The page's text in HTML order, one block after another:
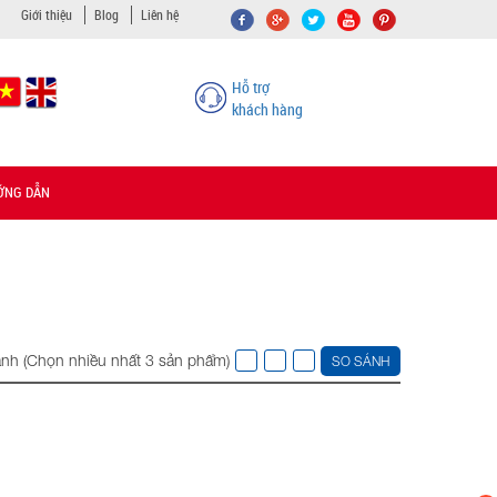
Giới thiệu Blog Liên hệ
Hỗ trợ
khách hàng
DẪN
(Chọn nhiều nhất 3 sản phẩm) SO SÁNH